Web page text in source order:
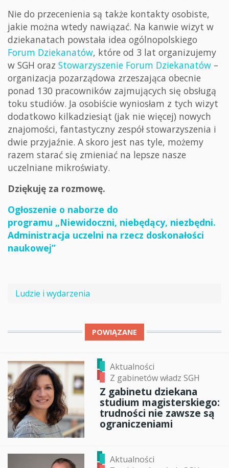
Nie do przecenienia są także kontakty osobiste,
jakie można wtedy nawiązać. Na kanwie wizyt w
dziekanatach powstała idea ogólnopolskiego
Forum Dziekanatów, które od 3 lat organizujemy
w SGH oraz Stowarzyszenie Forum Dziekanatów –
organizacja pozarządowa zrzeszająca obecnie
ponad 130 pracowników zajmujących się obsługą
toku studiów. Ja osobiście wyniosłam z tych wizyt
dodatkowo kilkadziesiąt (jak nie więcej) nowych
znajomości, fantastyczny zespół stowarzyszenia i
dwie przyjaźnie. A skoro jest nas tyle, możemy
razem starać się zmieniać na lepsze nasze
uczelniane mikroświaty.
Dziękuję za rozmowę.
Ogłoszenie o naborze do
programu „Niewidoczni, niebędący, niezbędni.
Administracja uczelni na rzecz doskonałości
naukowej”
Ludzie i wydarzenia
POWIĄZANE
Aktualności
Z gabinetów władz SGH
Z gabinetu dziekana
studium magisterskiego:
trudności nie zawsze są
ograniczeniami
Aktualności